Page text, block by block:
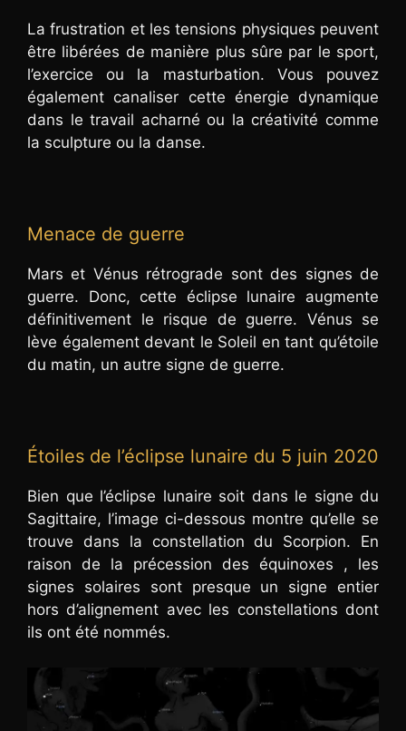
La frustration et les tensions physiques peuvent
être libérées de manière plus sûre par le sport,
l’exercice ou la masturbation. Vous pouvez
également canaliser cette énergie dynamique
dans le travail acharné ou la créativité comme
la sculpture ou la danse.
Menace de guerre
Mars et Vénus rétrograde sont des signes de
guerre. Donc, cette éclipse lunaire augmente
définitivement le risque de guerre. Vénus se
lève également devant le Soleil en tant qu’étoile
du matin, un autre signe de guerre.
Étoiles de l’éclipse lunaire du 5 juin 2020
Bien que l’éclipse lunaire soit dans le signe du
Sagittaire, l’image ci-dessous montre qu’elle se
trouve dans la constellation du Scorpion. En
raison de la précession des équinoxes , les
signes solaires sont presque un signe entier
hors d’alignement avec les constellations dont
ils ont été nommés.